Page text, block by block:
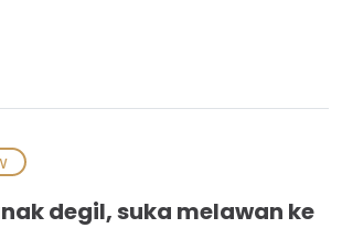
degil, suka melawan ke